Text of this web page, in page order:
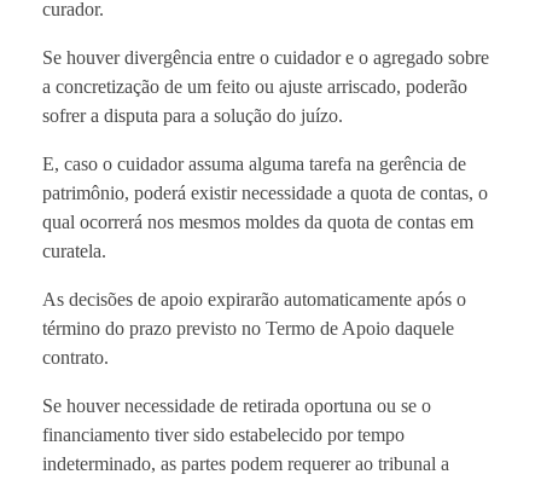
curador.
Se houver divergência entre o cuidador e o agregado sobre
a concretização de um feito ou ajuste arriscado, poderão
sofrer a disputa para a solução do juízo.
E, caso o cuidador assuma alguma tarefa na gerência de
patrimônio, poderá existir necessidade a quota de contas, o
qual ocorrerá nos mesmos moldes da quota de contas em
curatela.
As decisões de apoio expirarão automaticamente após o
término do prazo previsto no Termo de Apoio daquele
contrato.
Se houver necessidade de retirada oportuna ou se o
financiamento tiver sido estabelecido por tempo
indeterminado, as partes podem requerer ao tribunal a